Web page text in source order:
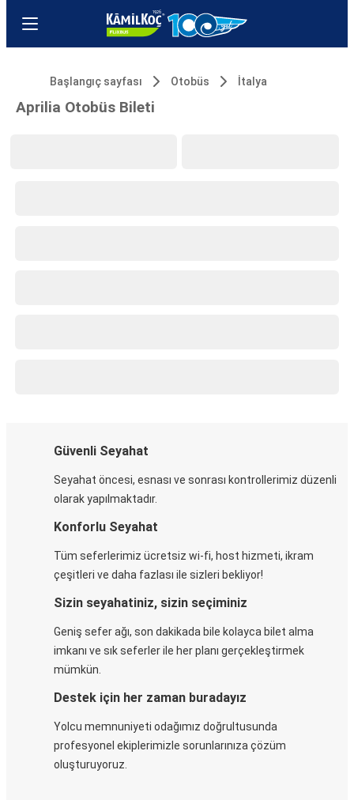
Başlangıç sayfası Otobüs İtalya
Aprilia Otobüs Bileti
Güvenli Seyahat
Seyahat öncesi, esnası ve sonrası kontrollerimiz düzenli
olarak yapılmaktadır.
Konforlu Seyahat
Tüm seferlerimiz ücretsiz wi-fi, host hizmeti, ikram
çeşitleri ve daha fazlası ile sizleri bekliyor!
Sizin seyahatiniz, sizin seçiminiz
Geniş sefer ağı, son dakikada bile kolayca bilet alma
imkanı ve sık seferler ile her planı gerçekleştirmek
mümkün.
Destek için her zaman buradayız
Yolcu memnuniyeti odağımız doğrultusunda
profesyonel ekiplerimizle sorunlarınıza çözüm
oluşturuyoruz.